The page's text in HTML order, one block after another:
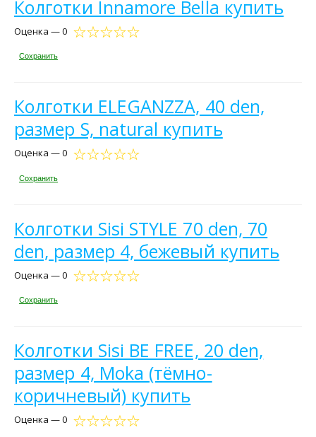
Колготки Innamore Bella купить
Оценка — 0
Сохранить
Колготки ELEGANZZA, 40 den,
размер S, natural купить
Оценка — 0
Сохранить
Колготки Sisi STYLE 70 den, 70
den, размер 4, бежевый купить
Оценка — 0
Сохранить
Колготки Sisi BE FREE, 20 den,
размер 4, Moka (тёмно-
коричневый) купить
Оценка — 0